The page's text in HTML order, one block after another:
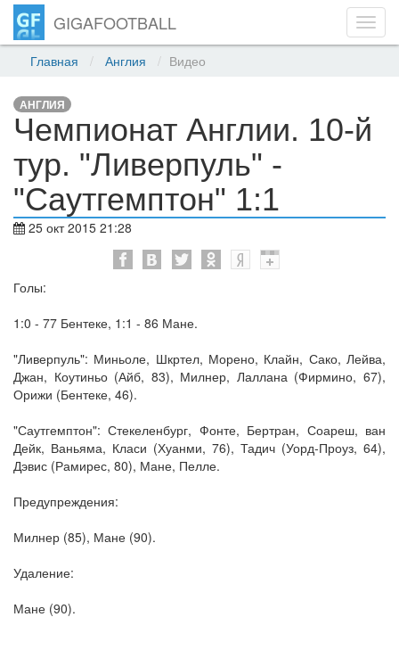
GIGAFOOTBALL
Главная Англия Видео
АНГЛИЯ
Чемпионат Англии. 10-й
тур. "Ливерпуль" -
"Саутгемптон" 1:1
25 окт 2015 21:28
Голы:
1:0 - 77 Бентеке, 1:1 - 86 Мане.
"Ливерпуль": Миньоле, Шкртел, Морено, Клайн, Сако, Лейва,
Джан, Коутиньо (Айб, 83), Милнер, Лаллана (Фирмино, 67),
Орижи (Бентеке, 46).
"Саутгемптон": Стекеленбург, Фонте, Бертран, Соареш, ван
Дейк, Ваньяма, Класи (Хуанми, 76), Тадич (Уорд-Проуз, 64),
Дэвис (Рамирес, 80), Мане, Пелле.
Предупреждения:
Милнер (85), Мане (90).
Удаление:
Мане (90).